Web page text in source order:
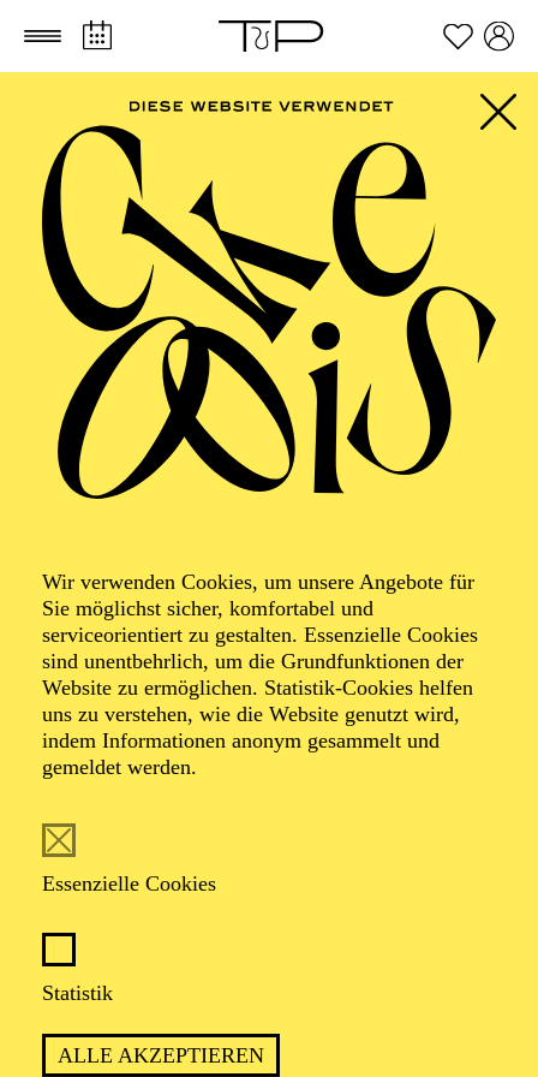
Zum Hauptinhalt springen Zum Footer springen
Wir verwenden Cookies, um unsere Angebote für
Sie möglichst sicher, komfortabel und
serviceorientiert zu gestalten. Essenzielle Cookies
sind unentbehrlich, um die Grundfunktionen der
Website zu ermöglichen. Statistik-Cookies helfen
uns zu verstehen, wie die Website genutzt wird,
indem Informationen anonym gesammelt und
gemeldet werden.
Essenzielle Cookies
Statistik
ALLE AKZEPTIEREN
Foto: Björn Hickmann
Patrick Jaskolka
seiner Generation. Seine Arbeit umfasst